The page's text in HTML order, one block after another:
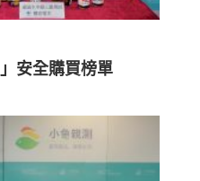
安全購買榜單